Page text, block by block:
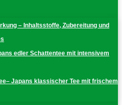
– Inhaltsstoffe, Zubereitung und
edler Schattentee mit intensivem
Japans klassischer Tee mit frischem